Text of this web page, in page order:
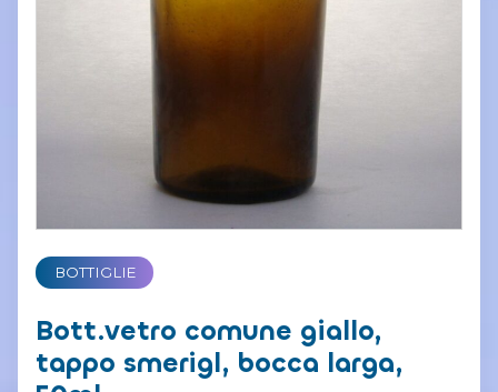
BOTTIGLIE
Bott.vetro comune giallo,
tappo smerigl, bocca larga,